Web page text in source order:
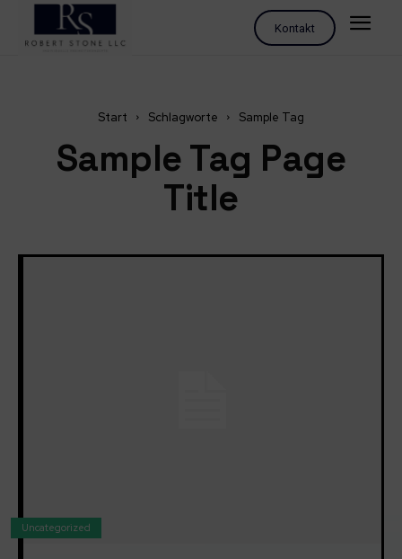
Kontakt
Start Schlagworte Sample Tag
Sample Tag Page
Title
Uncategorized